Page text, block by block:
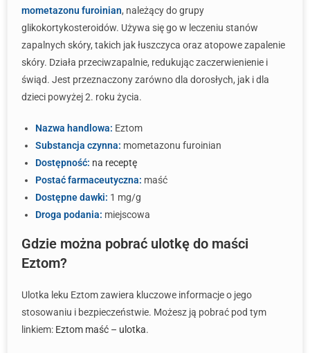
mometazonu furoinian, należący do grupy
glikokortykosteroidów. Używa się go w leczeniu stanów
zapalnych skóry, takich jak łuszczyca oraz atopowe zapalenie
skóry. Działa przeciwzapalnie, redukując zaczerwienienie i
świąd. Jest przeznaczony zarówno dla dorosłych, jak i dla
dzieci powyżej 2. roku życia.
Nazwa handlowa: Eztom
Substancja czynna: mometazonu furoinian
Dostępność: na receptę
Postać farmaceutyczna: maść
Dostępne dawki: 1 mg/g
Droga podania: miejscowa
Gdzie można pobrać ulotkę do maści
Eztom?
Ulotka leku Eztom zawiera kluczowe informacje o jego
stosowaniu i bezpieczeństwie. Możesz ją pobrać pod tym
linkiem: Eztom maść – ulotka.